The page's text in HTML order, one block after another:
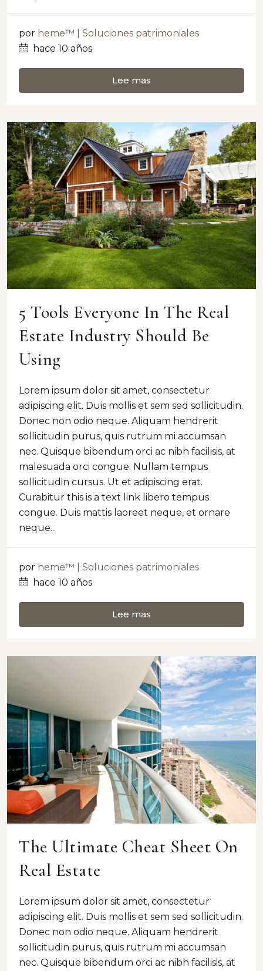
por heme™ | Soluciones patrimoniales
hace 10 años
Lee mas
5 Tools Everyone In The Real
Estate Industry Should Be
Using
Lorem ipsum dolor sit amet, consectetur
adipiscing elit. Duis mollis et sem sed sollicitudin.
Donec non odio neque. Aliquam hendrerit
sollicitudin purus, quis rutrum mi accumsan
nec. Quisque bibendum orci ac nibh facilisis, at
malesuada orci congue. Nullam tempus
sollicitudin cursus. Ut et adipiscing erat.
Curabitur this is a text link libero tempus
congue. Duis mattis laoreet neque, et ornare
neque...
por heme™ | Soluciones patrimoniales
hace 10 años
Lee mas
The Ultimate Cheat Sheet On
Real Estate
Lorem ipsum dolor sit amet, consectetur
adipiscing elit. Duis mollis et sem sed sollicitudin.
Donec non odio neque. Aliquam hendrerit
sollicitudin purus, quis rutrum mi accumsan
nec. Quisque bibendum orci ac nibh facilisis, at